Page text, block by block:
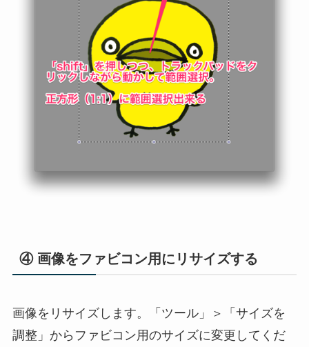
④ 画像をファビコン用にリサイズする
画像をリサイズします。「ツール」＞「サイズを
調整」からファビコン用のサイズに変更してくだ